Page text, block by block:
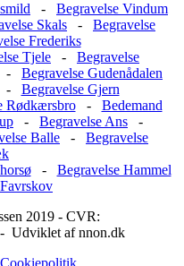
- Begravelse Vindum
Skals - Begravelse
Frederiks
Tjele - Begravelse
- Begravelse Gudenådalen
Begravelse Gjern
Rødkærsbro- Bedemand
- Begravelse Ans -
Balle - Begravelse
- Begravelse Hammel
2019 - CVR:
Udviklet af nnon.dk